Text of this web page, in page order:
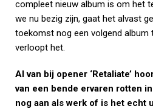
compleet nieuw album is om het
we nu bezig zijn, gaat het alvast
toekomst nog een volgend album
verloopt het.
Al van bij opener ‘Retaliate’
van een bende ervaren rotten
nog aan als werk of is het echt